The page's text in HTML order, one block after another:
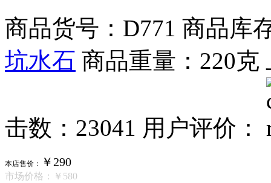
商品货号：D771 商品库
坑水石 商品重量：220克
击数：23041 用户评价：
本店售价： ￥290
市场价格： ￥580